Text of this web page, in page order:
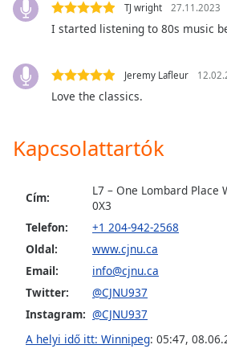
Chapters
descriptions
Subtitles
settings
subtitles
settings
dialog
subtitles
off,
selected
TJ wright 27.11.2023
I started listening to 80s music
Jeremy Lafleur
Love the classics.
Kapcsolattartók
Cím:
L7 – One Lombard Place
0X3
Telefon:
+1 204-942-2568
Oldal:
www.cjnu.ca
Email:
info@cjnu.ca
Twitter:
@CJNU937
Instagram: @CJNU937
A helyi idő itt: Winnipeg: 05:47,